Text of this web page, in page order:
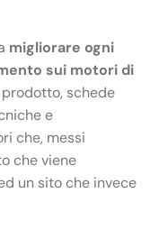
migliorare ogni
sui motori di
schede
e
che, messi
che viene
un sito che invece